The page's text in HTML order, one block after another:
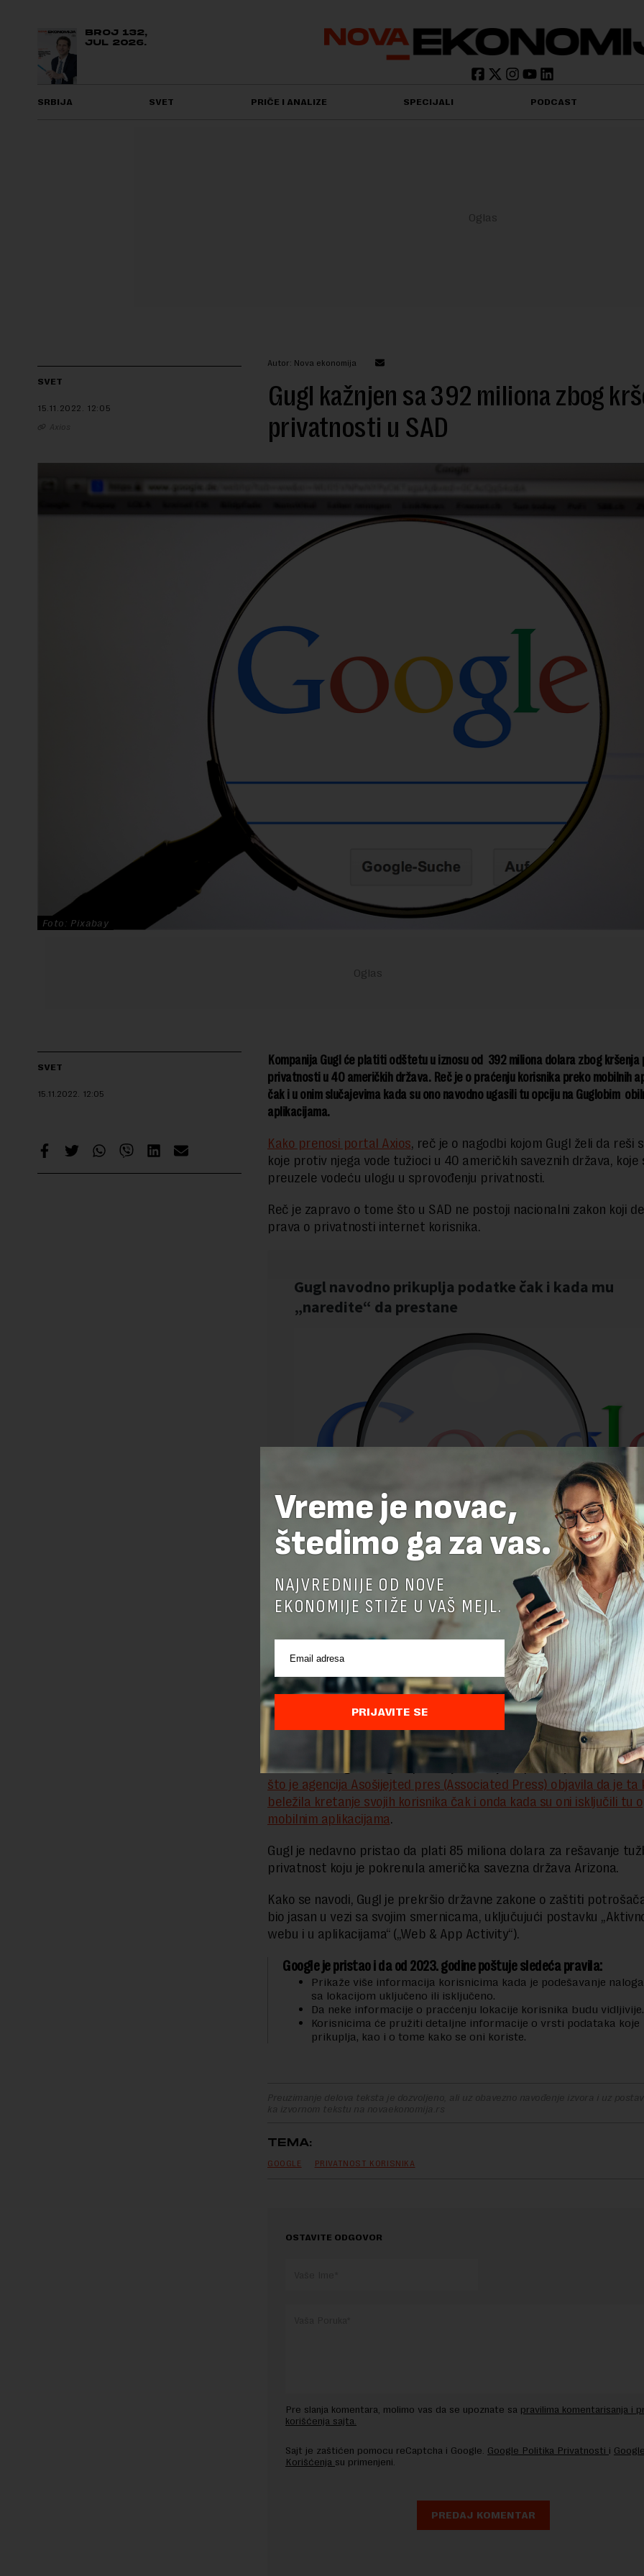
BROJ 132,
JUL 2026.
SRBIJA SVET PRIČE I ANALIZE SPECIJALI PODCAST
SVET
15.11.2022. 12:05
Axios
Autor: Nova ekonomija
Gugl kažnjen sa 392 miliona zbog
privatnosti u SAD
Foto: Pixabay
SVET
15.11.2022. 12:05
Kompanija Gugl će platiti odštetu u iznosu od 392 miliona dolara zbog kršenja
privatnosti u 40 američkih država. Reč je o praćenju korisnika preko mobilnih
čak i u onim slučajevima kada su ono navodno ugasili tu opciju na Guglobim
aplikacijama.
Kako prenosi portal Axios, reč je o nagodbi kojom Gugl želi da reši
koje protiv njega vode tužioci u 40 američkih saveznih država, koje
preuzele vodeću ulogu u sprovođenju privatnosti.
Reč je zapravo o tome što u SAD ne postoji nacionalni zakon koji
prava o privatnosti internet korisnika.
Državna istraga o Guglu i praćenju lokacije započela je 2018.
što je agencija Asošijejted pres (Associated Press) objavila da je ta
beležila kretanje svojih korisnika čak i onda kada su oni isključili tu
mobilnim aplikacijama.
Gugl je nedavno pristao da plati 85 miliona dolara za rešavanje
privatnost koju je pokrenula američka savezna država Arizona.
Kako se navodi, Gugl je prekršio državne zakone o zaštiti
bio jasan u vezi sa svojim smernicama, uključujući postavku
webu i u aplikacijama“ („Web & App Activity“).
Google je pristao i da od 2023. godine poštuje sledeća pravila:
Prikaže više informacija korisnicima kada je podešavanje
sa lokacijom uključeno ili isključeno.
Da neke informacije o pracćenju lokacije korisnika budu vidljivije.
Korisnicima će pružiti detaljne informacije o vrsti podataka koje
prikuplja, kao i o tome kako se oni koriste.
Preuzimanje delova teksta je dozvoljeno, ali uz obavezno navođenje izvora i uz
ka izvornom tekstu na novaekonomija.rs
TEMA:
GOOGLE PRIVATNOST KORISNIKA
OSTAVITE ODGOVOR
Pre slanja komentara, molimo vas da se upoznate sa pravilima komentarisanja i
korišćenja sajta.
Sajt je zaštićen pomocu reCaptcha i Google. Google Politika Privatnosti i
Korišćenja su primenjeni.
Vreme je novac,
štedimo ga za vas.
NAJVREDNIJE OD NOVE
EKONOMIJE STIŽE U VAŠ MEJL.
PRIJAVITE SE